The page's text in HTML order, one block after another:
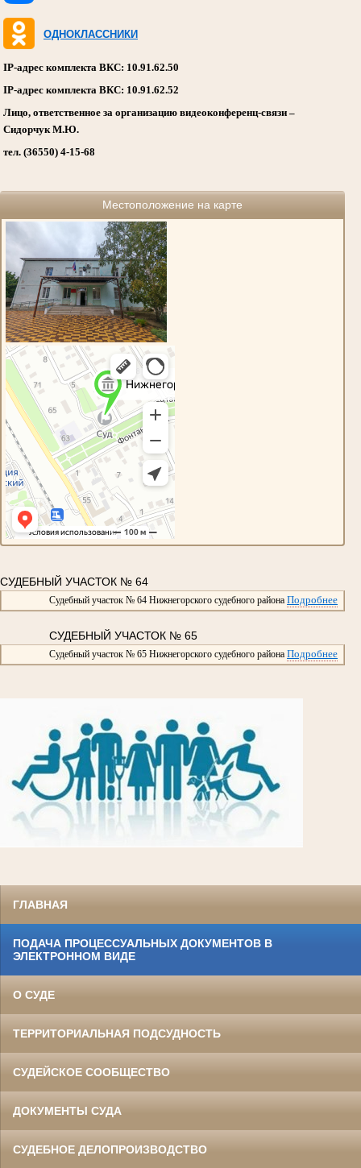
ОДНОКЛАССНИКИ
IP-адрес комплекта ВКС: 10.91.62.50
IP-адрес комплекта ВКС: 10.91.62.52
Лицо, ответственное за организацию видеоконференц-связи –
Сидорчук М.Ю.
тел. (36550) 4-15-68
Местоположение на карте
СУДЕБНЫЙ УЧАСТОК № 64
Судебный участок № 64 Нижнегорского судебного района Подробнее
СУДЕБНЫЙ УЧАСТОК № 65
Судебный участок № 65 Нижнегорского судебного района Подробнее
ГЛАВНАЯ
ПОДАЧА ПРОЦЕССУАЛЬНЫХ ДОКУМЕНТОВ В
ЭЛЕКТРОННОМ ВИДЕ
О СУДЕ
ТЕРРИТОРИАЛЬНАЯ ПОДСУДНОСТЬ
СУДЕЙСКОЕ СООБЩЕСТВО
ДОКУМЕНТЫ СУДА
СУДЕБНОЕ ДЕЛОПРОИЗВОДСТВО